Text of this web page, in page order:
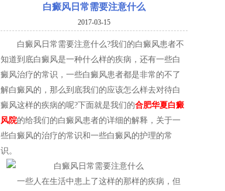
白癜风日常需要注意什么
2017-03-15
白癜风日常需要注意什么?我们的白癜风患者不
知道到底白癜风是一种什么样的疾病，还有一些白
癜风治疗的常识，一些白癜风患者都是非常的不了
解白癜风的，那么到底我们的应该怎么样去对待白
癜风这样的疾病的呢?下面就是我们的合肥华夏白癜
风院的给我们的白癜风患者的详细的解释，关于一
些白癜风的治疗的常识和一些白癜风的护理的常
识。
一些人在生活中患上了这样的那样的疾病，但